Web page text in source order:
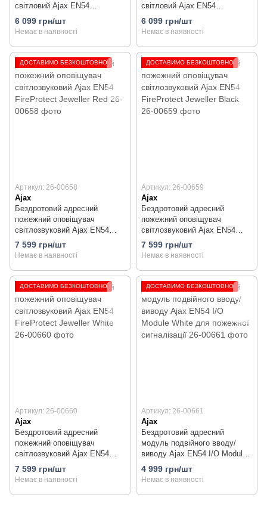
світловий Ajax EN54
FireProtect Jeweller Black
6 099 грн/шт
Немає в наявності
світловий Ajax EN54
FireProtect Jeweller Red
6 099 грн/шт
Немає в наявності
ДОСТАВИМО БЕЗКОШТОВНО
Артикул: 26-00658
Ajax
Бездротовий адресний
пожежний оповіщувач
світлозвуковий Ajax EN54
FireProtect Jeweller Red
7 599 грн/шт
Немає в наявності
ДОСТАВИМО БЕЗКОШТОВНО
Артикул: 26-00659
Ajax
Бездротовий адресний
пожежний оповіщувач
світлозвуковий Ajax EN54
FireProtect Jeweller Black
7 599 грн/шт
Немає в наявності
ДОСТАВИМО БЕЗКОШТОВНО
Артикул: 26-00660
Ajax
Бездротовий адресний
пожежний оповіщувач
світлозвуковий Ajax EN54
FireProtect Jeweller White
7 599 грн/шт
Немає в наявності
ДОСТАВИМО БЕЗКОШТОВНО
Артикул: 26-00661
Ajax
Бездротовий адресний
модуль подвійного вводу/
виводу Ajax EN54 I/O Module
White для пожежної
сигналізації
4 999 грн/шт
Немає в наявності